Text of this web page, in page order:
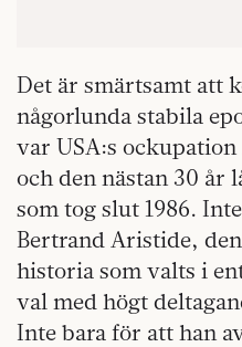
Det är smärtsamt att
någorlunda stabila
var USA:s ockupation
och den nästan 30 år
som tog slut 1986.
Bertrand Aristide,
historia som valts i
val med högt
Inte bara för att han